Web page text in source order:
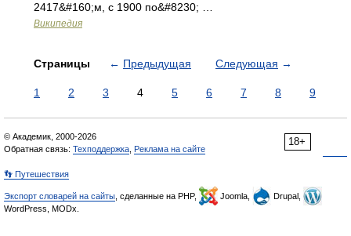
2417&#160;м, с 1900 по&#8230; …
Википедия
Страницы ← Предыдущая Следующая →
1 2 3 4 5 6 7 8 9
18+
© Академик, 2000-2026
Обратная связь: Техподдержка Реклама на сайте
👣 Путешествия
Экспорт словарей на сайты , сделанные на PHP, Joomla,
Drupal,
WordPress, MODx.